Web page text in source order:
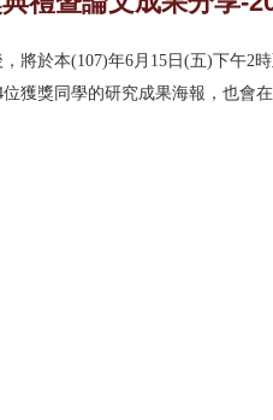
將於本(107)年6月15日(五)下午2
獲獎同學的研究成果海報，也會